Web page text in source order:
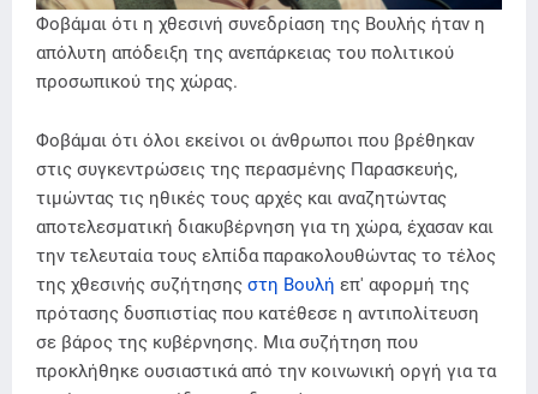
Φοβάμαι ότι η χθεσινή συνεδρίαση της Βουλής ήταν η
απόλυτη απόδειξη της ανεπάρκειας του πολιτικού
προσωπικού της χώρας.
Φοβάμαι ότι όλοι εκείνοι οι άνθρωποι που βρέθηκαν
στις συγκεντρώσεις της περασμένης Παρασκευής,
τιμώντας τις ηθικές τους αρχές και αναζητώντας
αποτελεσματική διακυβέρνηση για τη χώρα, έχασαν και
την τελευταία τους ελπίδα παρακολουθώντας το τέλος
της χθεσινής συζήτησης στη Βουλή επ' αφορμή της
πρότασης δυσπιστίας που κατέθεσε η αντιπολίτευση
σε βάρος της κυβέρνησης. Μια συζήτηση που
προκλήθηκε ουσιαστικά από την κοινωνική οργή για τα